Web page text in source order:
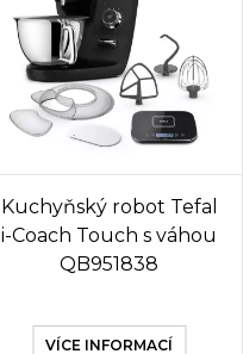
Kuchyňský robot Tefal
i-Coach Touch s váhou
QB951838
VÍCE INFORMACÍ